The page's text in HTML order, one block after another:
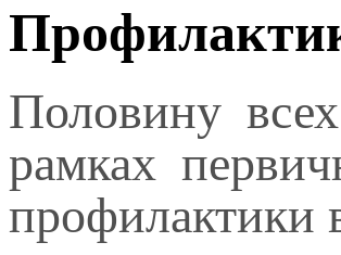
Половину
рамках
профилактики